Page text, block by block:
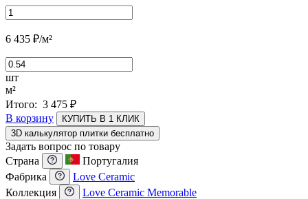
6 435 ₽/м²
шт
м²
Итого: 3 475 ₽
В корзину
КУПИТЬ В 1 КЛИК
3D калькулятор плитки бесплатно
Задать вопрос по товару
Страна
Португалия
Фабрика
Love Ceramic
Коллекция
Love Ceramic Memorable